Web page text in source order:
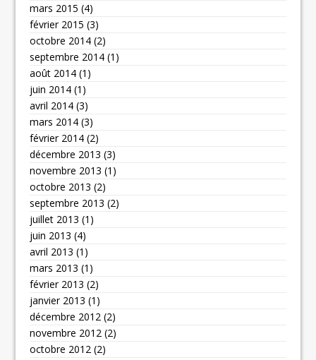
mars 2015 (4)
février 2015 (3)
octobre 2014 (2)
septembre 2014 (1)
août 2014 (1)
juin 2014 (1)
avril 2014 (3)
mars 2014 (3)
février 2014 (2)
décembre 2013 (3)
novembre 2013 (1)
octobre 2013 (2)
septembre 2013 (2)
juillet 2013 (1)
juin 2013 (4)
avril 2013 (1)
mars 2013 (1)
février 2013 (2)
janvier 2013 (1)
décembre 2012 (2)
novembre 2012 (2)
octobre 2012 (2)